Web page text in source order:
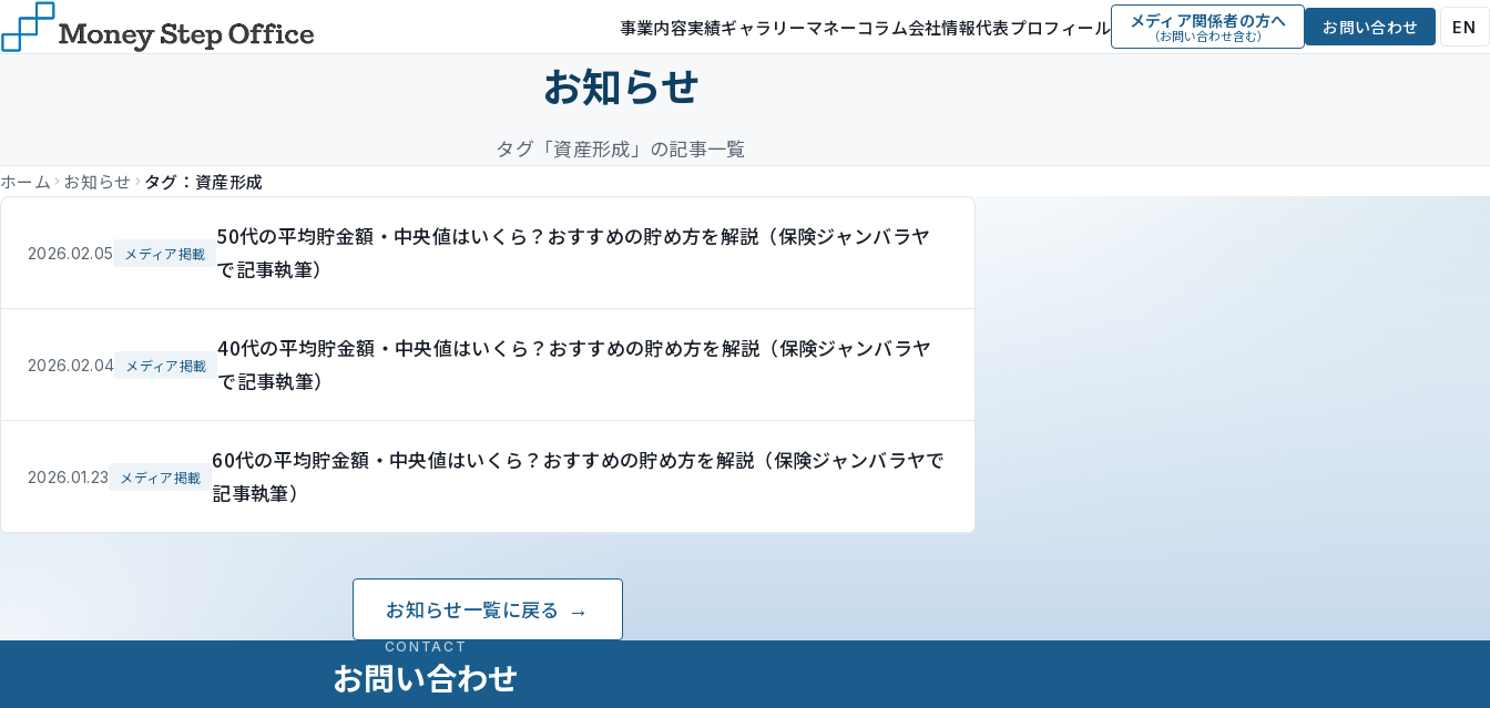
事業内容実績ギャラリーマネーコラム会社情報代表プロフィール メディア関係者の方へ
（お問い合わせ含む） お問い合わせ EN
お知らせ
タグ「資産形成」の記事一覧
ホーム お知らせ タグ：資産形成
2026.02.05 メディア掲載
50代の平均貯金額・中央値はいくら？おすすめの貯め方を解説（保険ジャンバラヤ
で記事執筆）
2026.02.04 メディア掲載
40代の平均貯金額・中央値はいくら？おすすめの貯め方を解説（保険ジャンバラヤ
で記事執筆）
2026.01.23 メディア掲載
60代の平均貯金額・中央値はいくら？おすすめの貯め方を解説（保険ジャンバラヤで
記事執筆）
お知らせ一覧に戻る
CONTACT
お問い合わせ